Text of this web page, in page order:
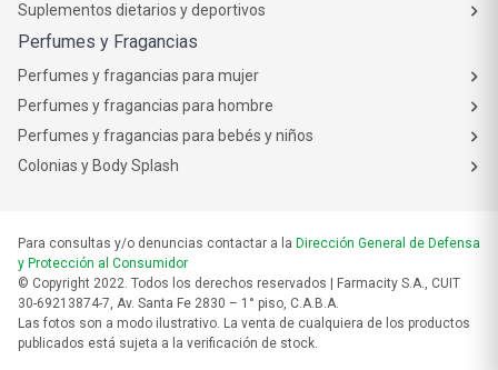
Suplementos dietarios y deportivos
Perfumes y Fragancias
Perfumes y fragancias para mujer
Perfumes y fragancias para hombre
Perfumes y fragancias para bebés y niños
Colonias y Body Splash
Para consultas y/o denuncias contactar a la Dirección General de Defensa
y Protección al Consumidor
© Copyright 2022. Todos los derechos reservados | Farmacity S.A., CUIT
30-69213874-7, Av. Santa Fe 2830 – 1° piso, C.A.B.A.
Las fotos son a modo ilustrativo. La venta de cualquiera de los productos
publicados está sujeta a la verificación de stock.